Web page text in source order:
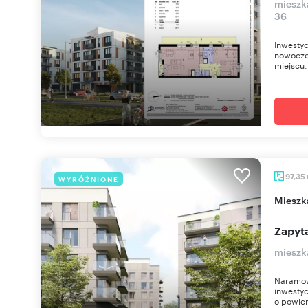
36
WYRÓŻNIONE 97,35
o